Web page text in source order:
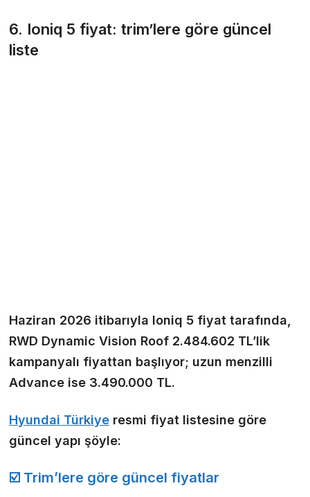
6. Ioniq 5 fiyat: trim’lere göre güncel
liste
Haziran 2026 itibarıyla Ioniq 5 fiyat tarafında,
RWD Dynamic Vision Roof 2.484.602 TL’lik
kampanyalı fiyattan başlıyor; uzun menzilli
Advance ise 3.490.000 TL.
Hyundai Türkiye resmi fiyat listesine göre
güncel yapı şöyle:
☑️ Trim’lere göre güncel fiyatlar